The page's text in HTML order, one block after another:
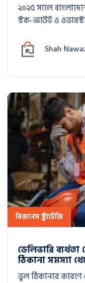
২০২৫ সালে
স্টক-আউট ও
ডেটা-চালিত
Shah
বিজনেস স্ট্রাটেজি
ডেলিভারি
ঠিকানা সমস্যা
ভুল ঠিকানার কারণে